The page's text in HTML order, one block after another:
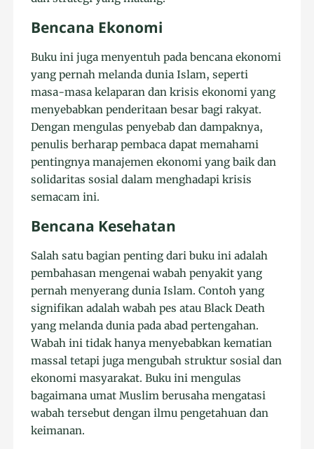
Bencana Ekonomi
Buku ini juga menyentuh pada bencana ekonomi
yang pernah melanda dunia Islam, seperti
masa-masa kelaparan dan krisis ekonomi yang
menyebabkan penderitaan besar bagi rakyat.
Dengan mengulas penyebab dan dampaknya,
penulis berharap pembaca dapat memahami
pentingnya manajemen ekonomi yang baik dan
solidaritas sosial dalam menghadapi krisis
semacam ini.
Bencana Kesehatan
Salah satu bagian penting dari buku ini adalah
pembahasan mengenai wabah penyakit yang
pernah menyerang dunia Islam. Contoh yang
signifikan adalah wabah pes atau Black Death
yang melanda dunia pada abad pertengahan.
Wabah ini tidak hanya menyebabkan kematian
massal tetapi juga mengubah struktur sosial dan
ekonomi masyarakat. Buku ini mengulas
bagaimana umat Muslim berusaha mengatasi
wabah tersebut dengan ilmu pengetahuan dan
keimanan.